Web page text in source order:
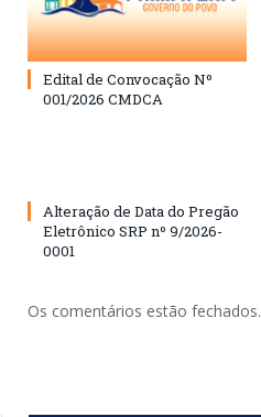
Edital de Convocação Nº
001/2026 CMDCA
Alteração de Data do Pregão
Eletrônico SRP nº 9/2026-
0001
Os comentários estão fechados.